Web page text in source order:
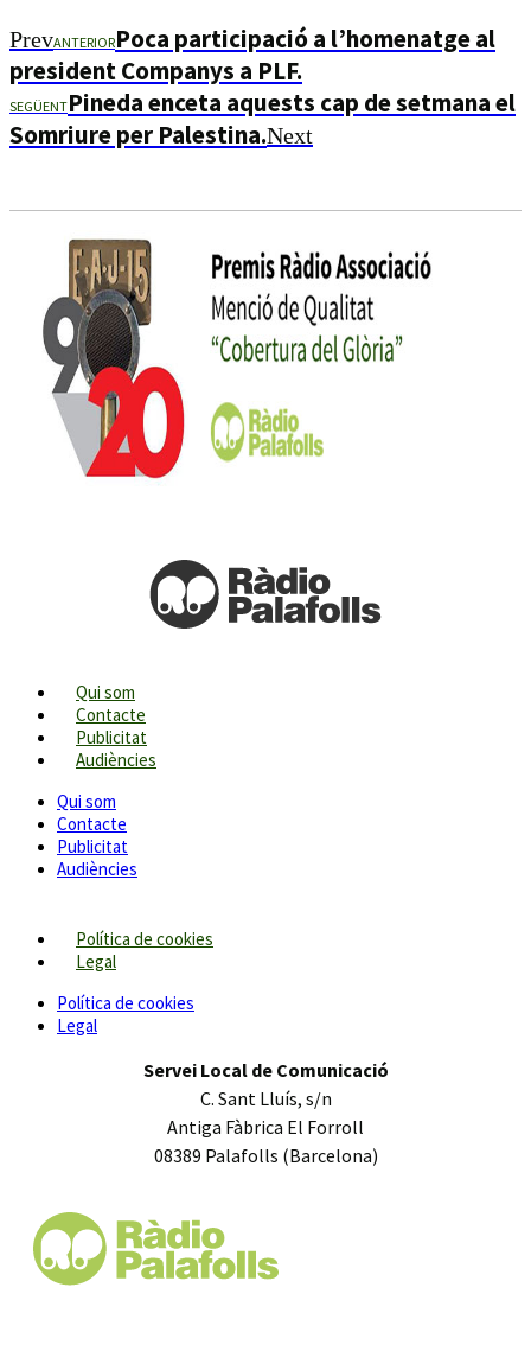
PrevANTERIORPoca participació a l’homenatge al
president Companys a PLF.
SEGÜENTPineda enceta aquests cap de setmana el
Somriure per Palestina.Next
Qui som
Contacte
Publicitat
Audiències
Qui som
Contacte
Publicitat
Audiències
Política de cookies
Legal
Política de cookies
Legal
Servei Local de Comunicació
C. Sant Lluís, s/n
Antiga Fàbrica El Forroll
08389 Palafolls (Barcelona)